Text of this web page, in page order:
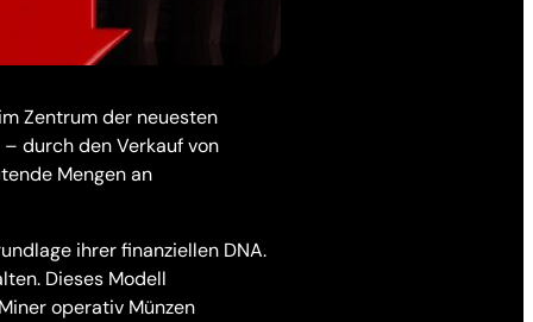
Zentrum der neuesten
durch den Verkauf von
Mengen an
ihrer finanziellen DNA.
Dieses Modell
operativ Münzen